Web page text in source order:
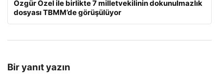
Özgür Özel ile birlikte 7 milletvekilinin dokunulmazlık
dosyası TBMM’de görüşülüyor
Bir yanıt yazın